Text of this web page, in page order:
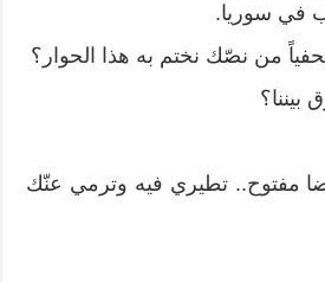
في سوريا.
من نصّك نختم به هذا الحوار؟
مفتوح.. تطيري فيه وترمي عنّك